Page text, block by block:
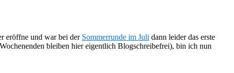
eröffne und war bei der Sommerrunde im Juli dann leider das erste
bleiben hier eigentlich Blogschreibefrei), bin ich nun